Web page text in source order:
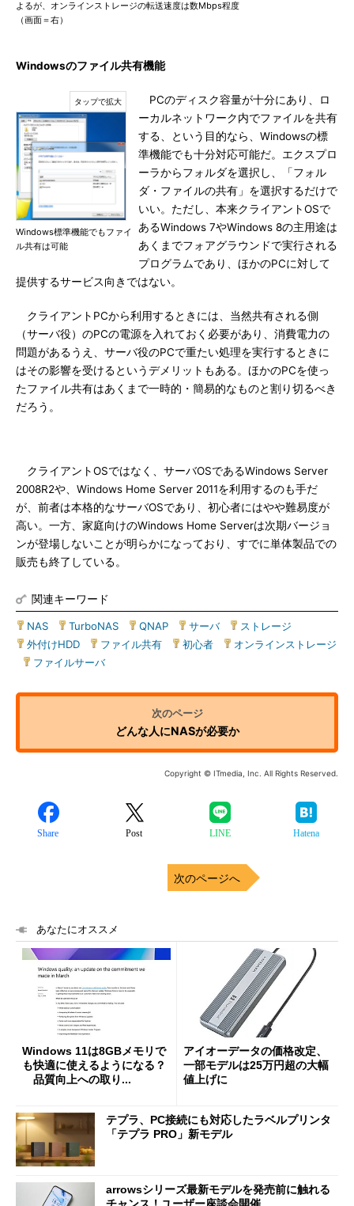
よるが、オンラインストレージの転送速度は数Mbps程度
（画面＝右）
Windowsのファイル共有機能
Windows標準機能でもファイ
ル共有は可能
PCのディスク容量が十分にあり、ロ
ーカルネットワーク内でファイルを共有
する、という目的なら、Windowsの標
準機能でも十分対応可能だ。エクスプロ
ーラからフォルダを選択し、「フォル
ダ・ファイルの共有」を選択するだけで
いい。ただし、本来クライアントOSで
あるWindows 7やWindows 8の主用途は
あくまでフォアグラウンドで実行される
プログラムであり、ほかのPCに対して
提供するサービス向きではない。
クライアントPCから利用するときには、当然共有される側
（サーバ役）のPCの電源を入れておく必要があり、消費電力の
問題があるうえ、サーバ役のPCで重たい処理を実行するときに
はその影響を受けるというデメリットもある。ほかのPCを使っ
たファイル共有はあくまで一時的・簡易的なものと割り切るべき
だろう。
クライアントOSではなく、サーバOSであるWindows Server
2008R2や、Windows Home Server 2011を利用するのも手だ
が、前者は本格的なサーバOSであり、初心者にはやや難易度が
高い。一方、家庭向けのWindows Home Serverは次期バージョ
ンが登場しないことが明らかになっており、すでに単体製品での
販売も終了している。
関連キーワード
NAS TurboNAS QNAP サーバ| ストレージ
外付けHDD
ファイル共有 初心者
オンラインストレージ
ファイルサーバ
どんな人にNASが必要か
Copyright © ITmedia, Inc. All Rights Reserved.
Share Post LINE Hatena
次のページへ
あなたにオススメ
Windows 11は8GBメモリで
も快適に使えるようになる？
品質向上への取り...
アイオーデータの価格改定、
一部モデルは25万円超の大幅
値上げに
テプラ、PC接続にも対応したラベルプリンタ
「テプラ PRO」新モデル
arrowsシリーズ最新モデルを発売前に触れる